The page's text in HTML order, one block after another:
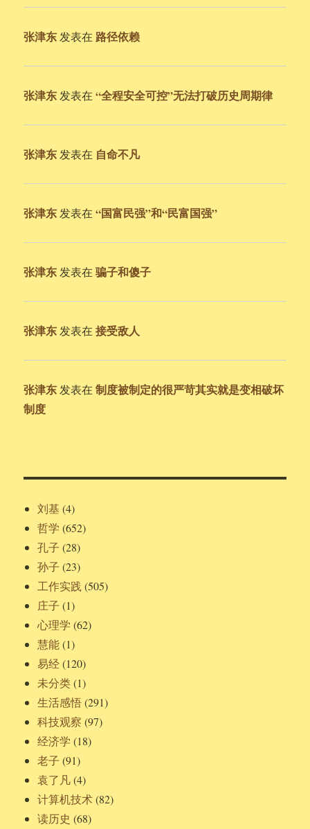
张津东 发表在 路径依赖
张津东 发表在“全程安全可控”无法打破历史周期律
张津东 发表在 自命不凡
张津东 发表在“国富民强”和“民富国强”
张津东 发表在骗子和傻子
张津东 发表在接受敌人
张津东 发表在制度被制定的很严苛其实就是变相破坏
制度
刘基 (4)
哲学 (652)
孔子 (28)
孙子 (23)
工作实践 (505)
庄子 (1)
心理学 (62)
慧能(1)
易经(120)
未分类(1)
生活感悟(291)
科技观察 (97)
经济学 (18)
老子 (91)
袁了凡(4)
计算机技术(82)
读历史 (68)